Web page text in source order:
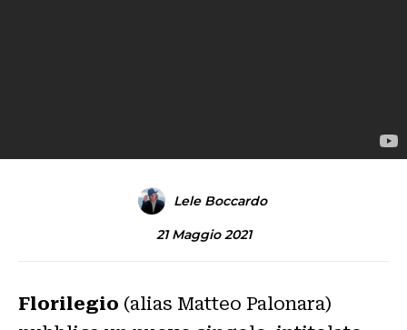
Lele Boccardo
21 Maggio 2021
Florilegio (alias Matteo Palonara)